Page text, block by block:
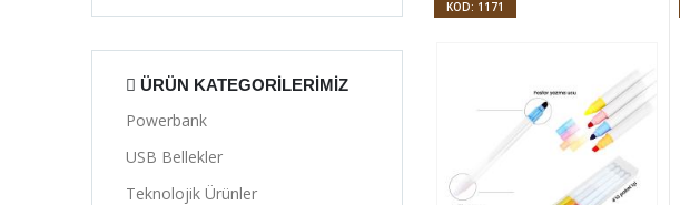
ÜRÜN KATEGORILERIMIZ
Powerbank
USB Bellekler
Teknolojik Ürünler
KOD: 1171